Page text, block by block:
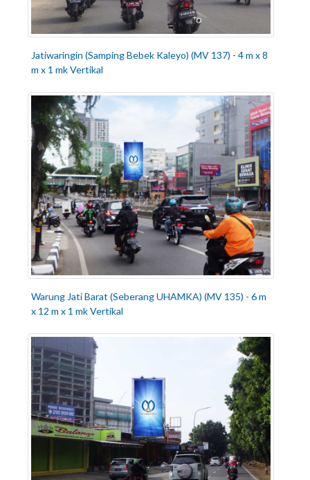
Jatiwaringin (Samping Bebek Kaleyo) (MV 137) - 4 m x 8
m x 1 mk Vertikal
Warung Jati Barat (Seberang UHAMKA) (MV 135) - 6 m
x 12 m x 1 mk Vertikal